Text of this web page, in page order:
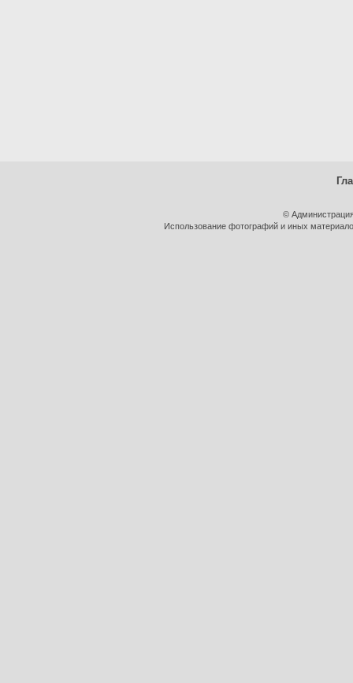
©
Использование фотографий и иных